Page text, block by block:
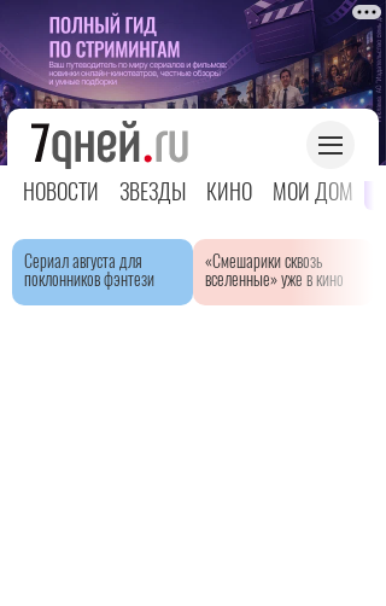
НОВОСТИ ЗВЕЗДЫ КИНО МОЙ ДОМ
Сериал августа для
поклонников фэнтези
«Смешарики сквозь
вселенные» уже в кино